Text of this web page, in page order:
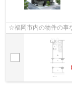
☆福岡市内の物件の事